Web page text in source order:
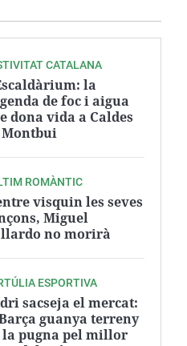
CATALANA
la
de foc i aigua
dona vida a Caldes
Montbui
ROMÀNTIC
visquin les seves
Miguel
no morirà
ESPORTIVA
sacseja el mercat:
guanya terreny
la pugna pel millor